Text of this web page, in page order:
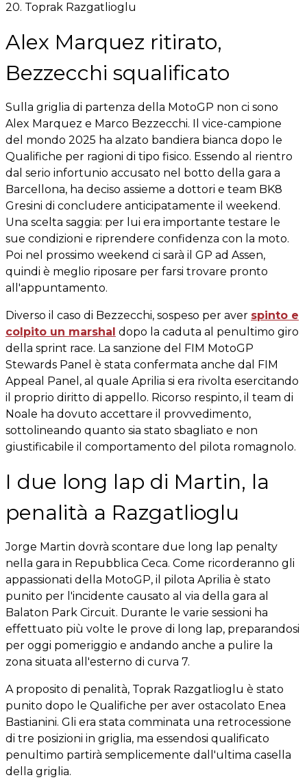
20. Toprak Razgatlioglu
Alex Marquez ritirato,
Bezzecchi squalificato
Sulla griglia di partenza della MotoGP non ci sono
Alex Marquez e Marco Bezzecchi. Il vice-campione
del mondo 2025 ha alzato bandiera bianca dopo le
Qualifiche per ragioni di tipo fisico. Essendo al rientro
dal serio infortunio accusato nel botto della gara a
Barcellona, ha deciso assieme a dottori e team BK8
Gresini di concludere anticipatamente il weekend.
Una scelta saggia: per lui era importante testare le
sue condizioni e riprendere confidenza con la moto.
Poi nel prossimo weekend ci sarà il GP ad Assen,
quindi è meglio riposare per farsi trovare pronto
all'appuntamento.
Diverso il caso di Bezzecchi, sospeso per aver spinto e
colpito un marshal dopo la caduta al penultimo giro
della sprint race. La sanzione del FIM MotoGP
Stewards Panel è stata confermata anche dal FIM
Appeal Panel, al quale Aprilia si era rivolta esercitando
il proprio diritto di appello. Ricorso respinto, il team di
Noale ha dovuto accettare il provvedimento,
sottolineando quanto sia stato sbagliato e non
giustificabile il comportamento del pilota romagnolo.
I due long lap di Martin, la
penalità a Razgatlioglu
Jorge Martin dovrà scontare due long lap penalty
nella gara in Repubblica Ceca. Come ricorderanno gli
appassionati della MotoGP, il pilota Aprilia è stato
punito per l'incidente causato al via della gara al
Balaton Park Circuit. Durante le varie sessioni ha
effettuato più volte le prove di long lap, preparandosi
per oggi pomeriggio e andando anche a pulire la
zona situata all'esterno di curva 7.
A proposito di penalità, Toprak Razgatlioglu è stato
punito dopo le Qualifiche per aver ostacolato Enea
Bastianini. Gli era stata comminata una retrocessione
di tre posizioni in griglia, ma essendosi qualificato
penultimo partirà semplicemente dall'ultima casella
della griglia.